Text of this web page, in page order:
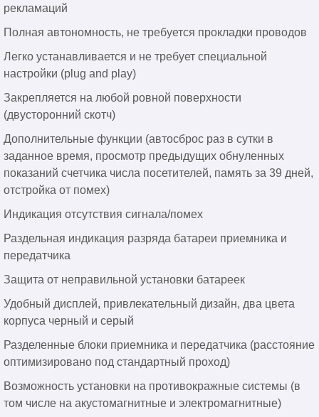
рекламаций
Полная автономность, не требуется прокладки проводов
Легко устанавливается и не требует специальной
настройки (plug and play)
Закрепляется на любой ровной поверхности
(двусторонний скотч)
Дополнительные функции (автосброс раз в сутки в
заданное время, просмотр предыдущих обнуленных
показаний счетчика числа посетителей, память за 39 дней,
отстройка от помех)
Индикация отсутствия сигнала/помех
Раздельная индикация разряда батареи приемника и
передатчика
Защита от неправильной установки батареек
Удобный дисплей, привлекательный дизайн, два цвета
корпуса черный и серый
Разделенные блоки приемника и передатчика (расстояние
оптимизировано под стандартный проход)
Возможность установки на противокражные системы (в
том числе на акустомагнитные и электромагнитные)